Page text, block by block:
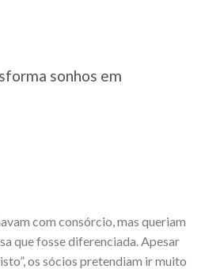
sonhos em
com consórcio, mas queriam
que fosse diferenciada. Apesar
os sócios pretendiam ir muito